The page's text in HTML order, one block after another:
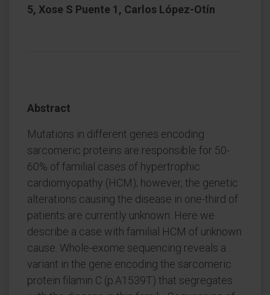
5, Xose S Puente 1, Carlos López-Otín
Abstract
Mutations in different genes encoding
sarcomeric proteins are responsible for 50-
60% of familial cases of hypertrophic
cardiomyopathy (HCM); however, the genetic
alterations causing the disease in one-third of
patients are currently unknown. Here we
describe a case with familial HCM of unknown
cause. Whole-exome sequencing reveals a
variant in the gene encoding the sarcomeric
protein filamin C (p.A1539T) that segregates